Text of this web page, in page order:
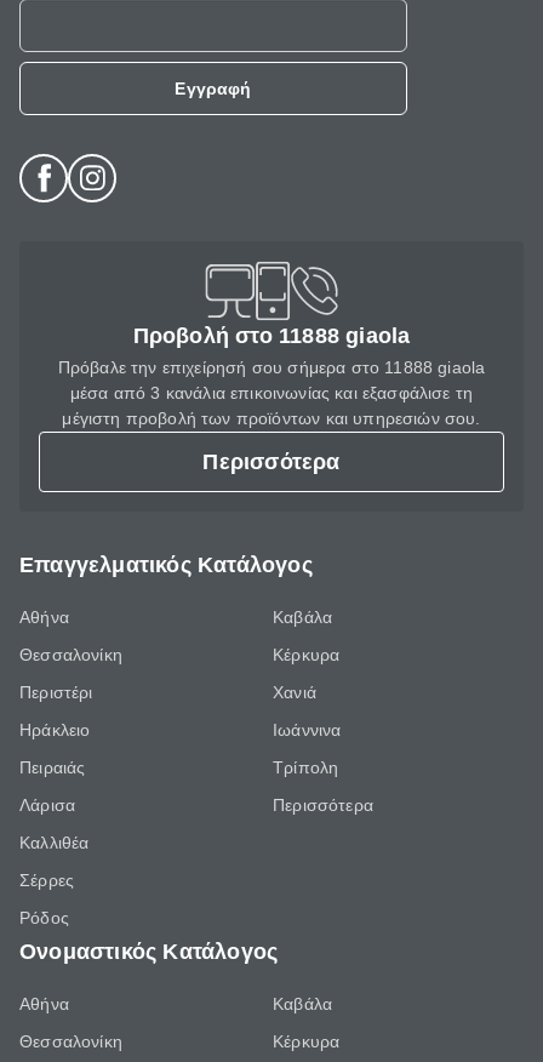
Εγγραφή
Προβολή στο 11888 giaola
Πρόβαλε την επιχείρησή σου σήμερα στο 11888 giaola
μέσα από 3 κανάλια επικοινωνίας και εξασφάλισε τη
μέγιστη προβολή των προϊόντων και υπηρεσιών σου.
Περισσότερα
Επαγγελματικός Κατάλογος
Αθήνα
Θεσσαλονίκη
Περιστέρι
Ηράκλειο
Πειραιάς
Λάρισα
Καλλιθέα
Σέρρες
Ρόδος
Καβάλα
Κέρκυρα
Χανιά
Ιωάννινα
Τρίπολη
Περισσότερα
Ονομαστικός Κατάλογος
Αθήνα
Θεσσαλονίκη
Καβάλα
Κέρκυρα